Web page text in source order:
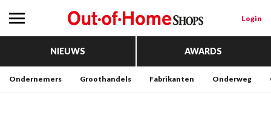
Login
NIEUWS AWARDS
Ondernemers Groothandels Fabrikanten Onderweg